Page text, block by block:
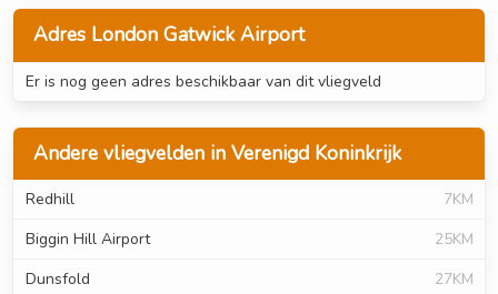
Adres London Gatwick Airport
Er is nog geen adres beschikbaar van dit vliegveld
Andere vliegvelden in Verenigd Koninkrijk
Redhill
7KM
Biggin Hill Airport
25KM
Dunsfold
27KM